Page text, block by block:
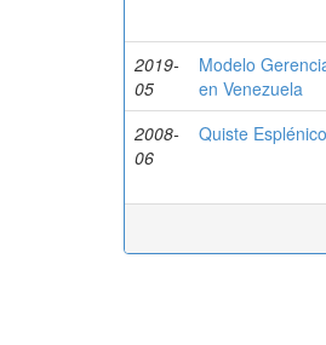
2019-
05
Modelo
en Venezuela
2008-
06
Quiste